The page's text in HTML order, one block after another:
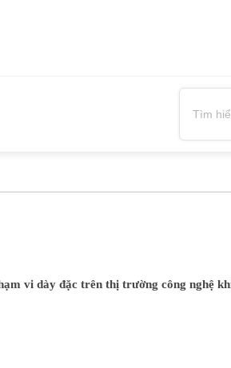
vi dày đặc trên thị trường công nghệ